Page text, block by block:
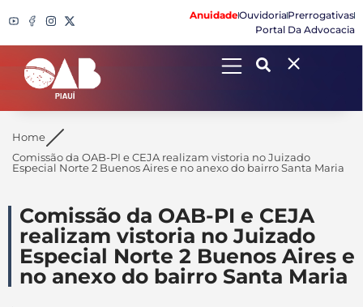
AnuidadeOuvidoriaPrerrogativas
Portal Da Advocacia
Search
Home
Comissão da OAB-PI e CEJA realizam vistoria no Juizado
Especial Norte 2 Buenos Aires e no anexo do bairro Santa Maria
Comissão da OAB-PI e CEJA
realizam vistoria no Juizado
Especial Norte 2 Buenos Aires e
no anexo do bairro Santa Maria